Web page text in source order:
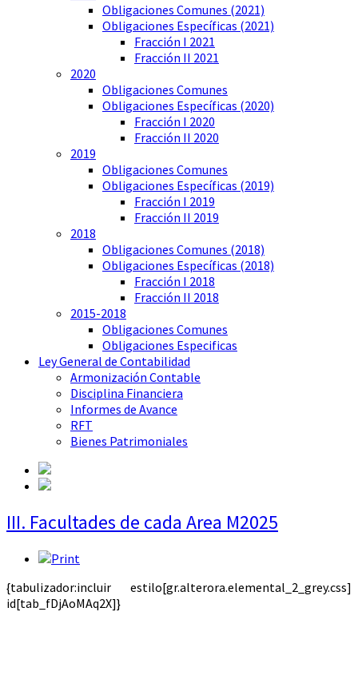
Obligaciones Comunes (2021)
Obligaciones Específicas (2021)
Fracción I 2021
Fracción II 2021
2020
Obligaciones Comunes
Obligaciones Específicas (2020)
Fracción I 2020
Fracción II 2020
2019
Obligaciones Comunes
Obligaciones Específicas (2019)
Fracción I 2019
Fracción II 2019
2018
Obligaciones Comunes (2018)
Obligaciones Específicas (2018)
Fracción I 2018
Fracción II 2018
2015-2018
Obligaciones Comunes
Obligaciones Especificas
Ley General de Contabilidad
Armonización Contable
Disciplina Financiera
Informes de Avance
RFT
Bienes Patrimoniales
III. Facultades de cada Area M2025
{tabulizador:incluir estilo[gr.alterora.elemental_2_grey.css]
id[tab_fDjAoMAq2X]}